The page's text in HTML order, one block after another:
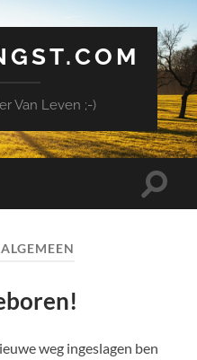
Van Leven ;-)
ALGEMEEN
weg ingeslagen ben